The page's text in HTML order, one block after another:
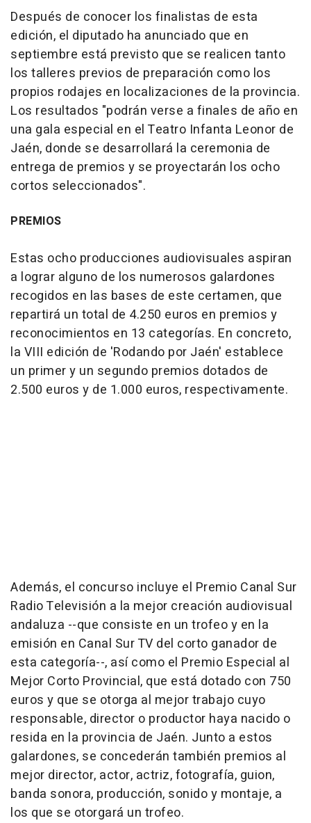
Después de conocer los finalistas de esta
edición, el diputado ha anunciado que en
septiembre está previsto que se realicen tanto
los talleres previos de preparación como los
propios rodajes en localizaciones de la provincia.
Los resultados "podrán verse a finales de año en
una gala especial en el Teatro Infanta Leonor de
Jaén, donde se desarrollará la ceremonia de
entrega de premios y se proyectarán los ocho
cortos seleccionados".
PREMIOS
Estas ocho producciones audiovisuales aspiran
a lograr alguno de los numerosos galardones
recogidos en las bases de este certamen, que
repartirá un total de 4.250 euros en premios y
reconocimientos en 13 categorías. En concreto,
la VIII edición de 'Rodando por Jaén' establece
un primer y un segundo premios dotados de
2.500 euros y de 1.000 euros, respectivamente.
Además, el concurso incluye el Premio Canal Sur
Radio Televisión a la mejor creación audiovisual
andaluza --que consiste en un trofeo y en la
emisión en Canal Sur TV del corto ganador de
esta categoría--, así como el Premio Especial al
Mejor Corto Provincial, que está dotado con 750
euros y que se otorga al mejor trabajo cuyo
responsable, director o productor haya nacido o
resida en la provincia de Jaén. Junto a estos
galardones, se concederán también premios al
mejor director, actor, actriz, fotografía, guion,
banda sonora, producción, sonido y montaje, a
los que se otorgará un trofeo.